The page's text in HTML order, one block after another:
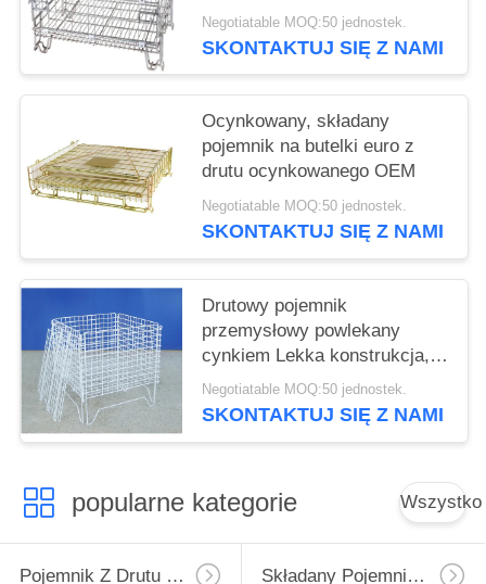
Oszczędność miejsca
Wysoka widoczność dzięki
stopom typu europejskiego
Negotiatable MOQ:50 jednostek.
SKONTAKTUJ SIĘ Z NAMI
Ocynkowany, składany
pojemnik na butelki euro z
drutu ocynkowanego OEM
Negotiatable MOQ:50 jednostek.
SKONTAKTUJ SIĘ Z NAMI
Drutowy pojemnik
przemysłowy powlekany
cynkiem Lekka konstrukcja,
odporna na rdzę
Negotiatable MOQ:50 jednostek.
SKONTAKTUJ SIĘ Z NAMI
popularne kategorie Wszystko
Pojemnik Z Drutu Przemysłowego Składany Pojemnik Z Drutu